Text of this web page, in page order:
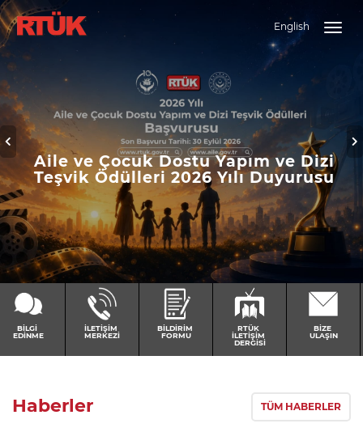
English
Previous
Aile ve Çocuk Dostu Yapım ve Dizi
Teşvik Ödülleri 2026 Yılı Duyurusu
BILGI
EDINME
İLETIŞIM
MERKEZI
BILDIRIM
FORMU
RTÜK
İLETIŞIM
DERGISI
BIZE
ULAŞIN
TÜM HABERLER
Haberler